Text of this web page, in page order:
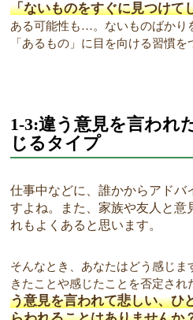
「ないものをすぐに見つけて
ある可能性も…。ないものばかり
「あるもの」に目を向ける習慣を
1-3:違う意見を言われ
じるタイプ
仕事中などに、誰かからアドバ
すよね。また、家族や友人と意
れもよくあると思います。
そんなとき、あなたはどう感じま
きたことや感じたことを否定さ
う意見を言われて悲しい、